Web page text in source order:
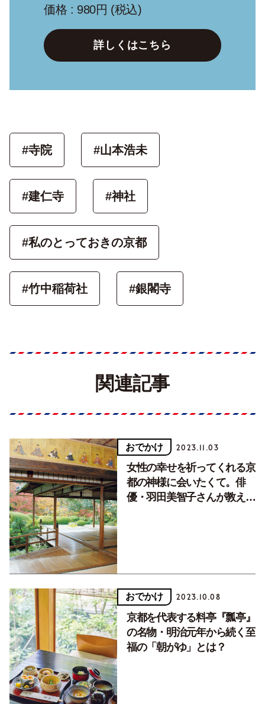
価格 : 980円 (税込)
詳しくはこちら
#寺院 #山本浩未
#建仁寺 #神社
#私のとっておきの京都
#竹中稲荷社 #銀閣寺
関連記事
おでかけ 2023.11.03
女性の幸せを祈ってくれる京
都の神様に会いたくて。俳
優・羽田美智子さんが教える
おでかけ 2023.10.08
京都を代表する料亭『瓢亭』
の名物・明治元年から続く至
福の「朝がゆ」とは？